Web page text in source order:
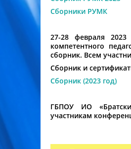
Сборники РУМК
27-28 февраля
компетентного
сборник. Всем
Сборник и
Сборник (2023 год)
ГБПОУ ИО
участникам